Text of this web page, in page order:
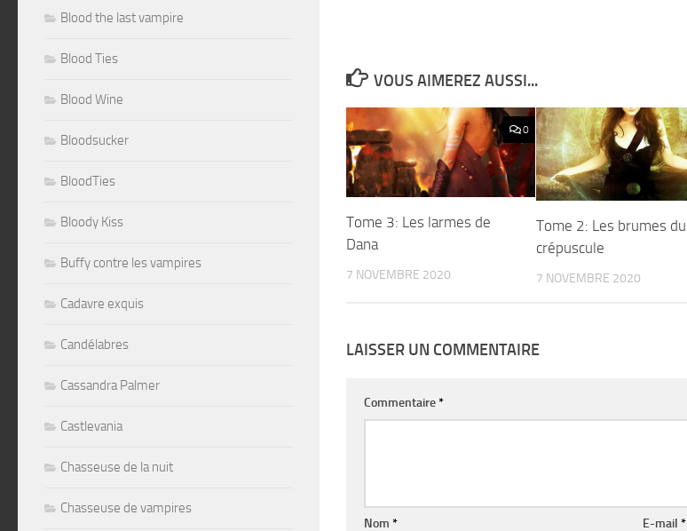
VOUS AIMEREZ AUSSI...
0
Tome 3: Les larmes de
Dana
7 NOVEMBRE 2020
Tome 2: Les brumes du
crépuscule
7 NOVEMBRE 2020
LAISSER UN COMMENTAIRE
Commentaire*
Nom * E-mail*
Blood the last vampire
Blood Ties
Blood Wine
Bloodsucker
BloodTies
Bloody Kiss
Buffy contre les vampires
Cadavre exquis
Candélabres
Cassandra Palmer
Castlevania
Chasseuse de la nuit
Chasseuse de vampires